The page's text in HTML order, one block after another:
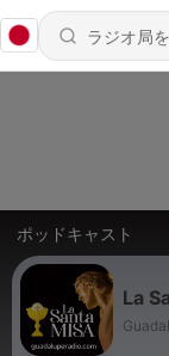
ポッドキャスト
La